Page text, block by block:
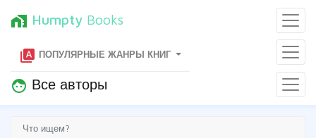
home_work Humpty Books
type_specimen ПОПУЛЯРНЫЕ ЖАНРЫ КНИГ
face Все авторы